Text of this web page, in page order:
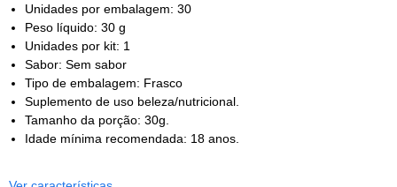
Unidades por embalagem: 30
Peso líquido: 30 g
Unidades por kit: 1
Sabor: Sem sabor
Tipo de embalagem: Frasco
Suplemento de uso beleza/nutricional.
Tamanho da porção: 30g.
Idade mínima recomendada: 18 anos.